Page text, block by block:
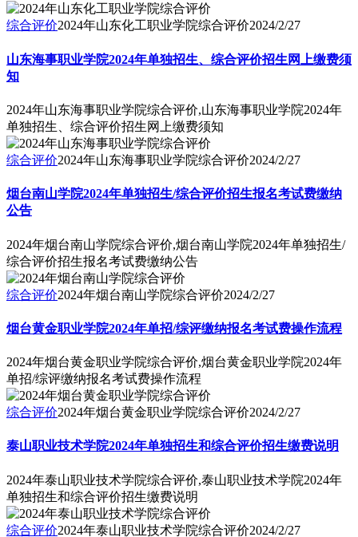
综合评价2024年山东化工职业学院综合评价2024/2/27
山东海事职业学院2024年单独招生、综合评价招生网上缴费须
知
2024年山东海事职业学院综合评价,山东海事职业学院2024年
单独招生、综合评价招生网上缴费须知
综合评价2024年山东海事职业学院综合评价2024/2/27
烟台南山学院2024年单独招生/综合评价招生报名考试费缴纳
公告
2024年烟台南山学院综合评价,烟台南山学院2024年单独招生/
综合评价招生报名考试费缴纳公告
综合评价2024年烟台南山学院综合评价2024/2/27
烟台黄金职业学院2024年单招/综评缴纳报名考试费操作流程
2024年烟台黄金职业学院综合评价,烟台黄金职业学院2024年
单招/综评缴纳报名考试费操作流程
综合评价2024年烟台黄金职业学院综合评价2024/2/27
泰山职业技术学院2024年单独招生和综合评价招生缴费说明
2024年泰山职业技术学院综合评价,泰山职业技术学院2024年
单独招生和综合评价招生缴费说明
综合评价2024年泰山职业技术学院综合评价2024/2/27